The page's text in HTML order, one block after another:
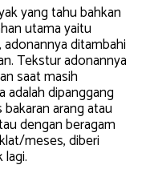
yang tahu bahkan
utama yaitu
ditambahi
Tekstur adonannya
saat masih
adalah dipanggang
arang atau
dengan beragam
meses, diberi